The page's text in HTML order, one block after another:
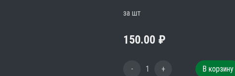
за шт
150.00 ₽
- 1 + В корзину